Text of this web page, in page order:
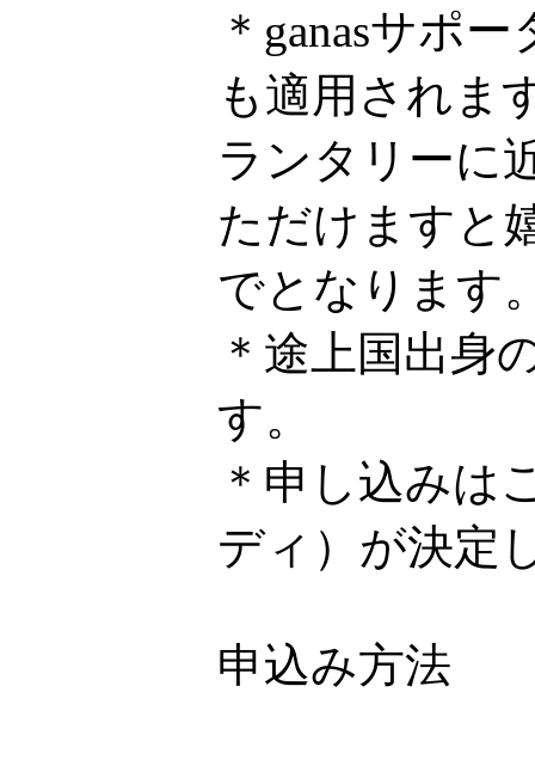
＊ganasサポ
も適用されま
ランタリーに
ただけますと
でとなります
＊途上国出身
す。
＊申し込みは
ディ）が決定
申込み方法